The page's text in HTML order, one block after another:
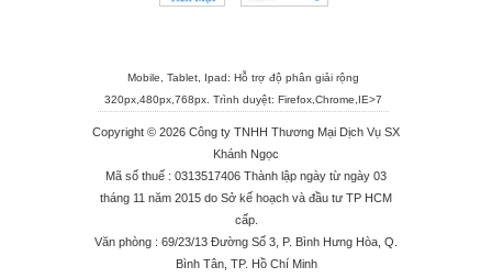
Mobile, Tablet, Ipad: Hỗ trợ độ phân giải rộng
320px,480px,768px. Trình duyệt: Firefox,Chrome,IE>7
Copyright © 2026 Công ty TNHH Thương Mại Dịch Vụ SX
Khánh Ngọc
Mã số thuế : 0313517406 Thành lập ngày từ ngày 03
tháng 11 năm 2015 do Sở kế hoạch và đầu tư TP HCM
cấp.
Văn phòng : 69/23/13 Đường Số 3, P. Bình Hưng Hòa, Q.
Bình Tân, TP. Hồ Chí Minh